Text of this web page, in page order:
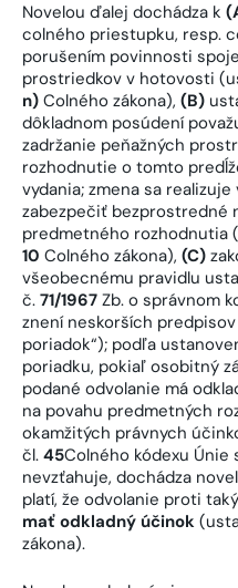
Novelou ďalej dochádza k
colného priestupku, resp.
porušením povinnosti
prostriedkov v hotovosti
n) Colného zákona), (B)
dôkladnom posúdení
zadržanie peňažných
rozhodnutie o tomto
vydania; zmena sa
zabezpečiť bezprostredné
predmetného rozhodnutia
10 Colného zákona), (C)
všeobecnému pravidlu
č. 71/1967 Zb. o správnom
znení neskorších
poriadok“); podľa
poriadku, pokiaľ osobitný
podané odvolanie má
na povahu predmetných
okamžitých právnych
čl. 45Colného kódexu
nevzťahuje, dochádza
platí, že odvolanie proti
mať odkladný účinok
zákona).